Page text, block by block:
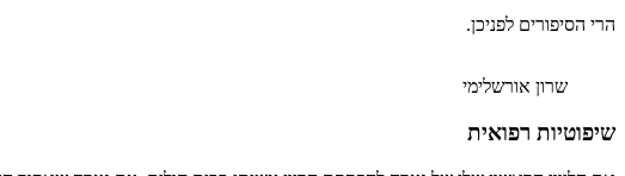
הרי הסיפורים לפניכן.
שרון אורשלימי
שיפוטיות רפואית